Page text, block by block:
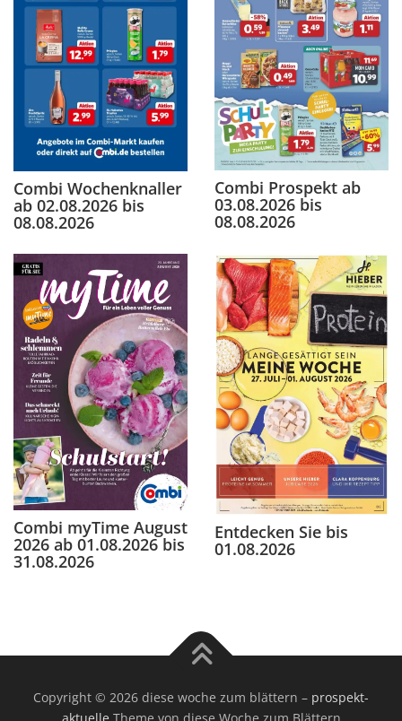
Combi Wochenknaller
ab 02.08.2026 bis
08.08.2026
Combi Prospekt ab
03.08.2026 bis
08.08.2026
Combi myTime August
2026 ab 01.08.2026 bis
31.08.2026
Entdecken Sie bis
01.08.2026
Copyright © 2026 diese woche zum blättern – prospekt-
aktuelle Theme von diese Woche zum Blättern